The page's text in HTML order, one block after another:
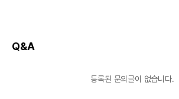
유통기한
단, 상품명에 유통기
Q&A
등록된 문의글이 없습니다.